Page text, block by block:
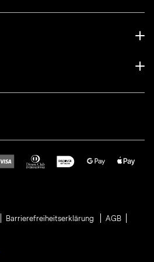
Barrierefreiheitserklärung
AGB